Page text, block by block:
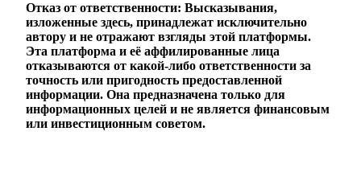
Отказ от ответственности: Высказывания,
изложенные здесь, принадлежат исключительно
автору и не отражают взгляды этой платформы.
Эта платформа и её аффилированные лица
отказываются от какой-либо ответственности за
точность или пригодность предоставленной
информации. Она предназначена только для
информационных целей и не является финансовым
или инвестиционным советом.